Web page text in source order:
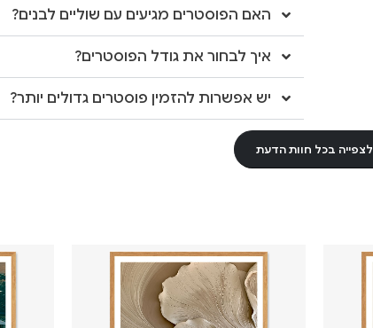
האם הפוסטרים מגיעים עם שוליים לבנים?
איך לבחור את גודל הפוסטרים?
יש אפשרות להזמין פוסטרים גדולים יותר?
לצפייה בכל חוות הדעת